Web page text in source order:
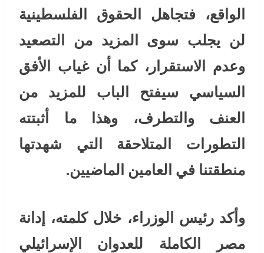
الواقع، فتجاهل الحقوق الفلسطينية
لن يجلب سوى المزيد من التصعيد
وعدم الاستقرار، كما أن غياب الأفق
السياسي سيفتح الباب للمزيد من
العنف والتطرف، وهذا ما أثبتته
التطورات المتلاحقة التي شهدتها
منطقتنا في العامين الماضيين.
وأكد رئيس الوزراء، خلال كلمته، إدانة
مصر الكاملة للعدوان الإسرائيلي